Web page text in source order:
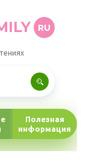
RU
Полезная
информация